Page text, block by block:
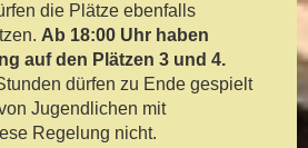
die Plätze ebenfalls
Ab 18:00 Uhr haben
auf den Plätzen 3 und 4.
dürfen zu Ende gespielt
Jugendlichen mit
Regelung nicht.